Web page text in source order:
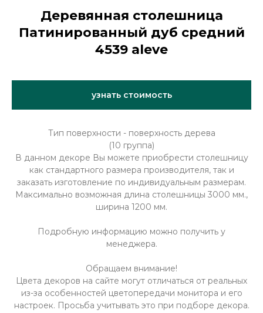
Деревянная столешница
Патинированный дуб средний
4539 aleve
узнать стоимость
Тип поверхности - поверхность дерева
(10 группа)
В данном декоре Вы можете приобрести столешницу
как стандартного размера производителя, так и
заказать изготовление по индивидуальным размерам.
Максимально возможная длина столешницы 3000 мм.,
ширина 1200 мм.
Подробную информацию можно получить у
менеджера.
Обращаем внимание!
Цвета декоров на сайте могут отличаться от реальных
из-за особенностей цветопередачи монитора и его
настроек. Просьба учитывать это при подборе декора.